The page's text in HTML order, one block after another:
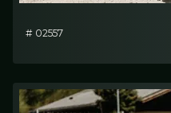
# 02557